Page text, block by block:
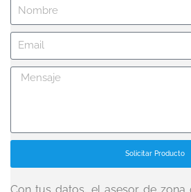
Solicitar Producto